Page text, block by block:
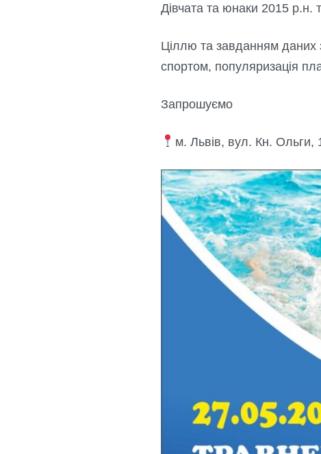
Дівчата та юнаки 2015 р.н.
Ціллю та завданням даних
спортом, популяризація
Запрошуємо
м. Львів, вул. Кн. Ольги,